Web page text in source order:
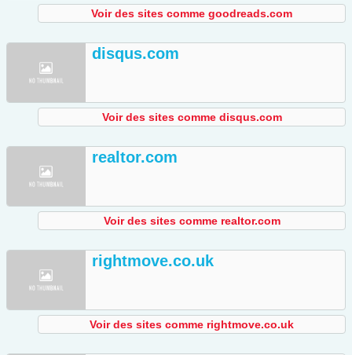
Voir des sites comme goodreads.com
disqus.com
Voir des sites comme disqus.com
realtor.com
Voir des sites comme realtor.com
rightmove.co.uk
Voir des sites comme rightmove.co.uk